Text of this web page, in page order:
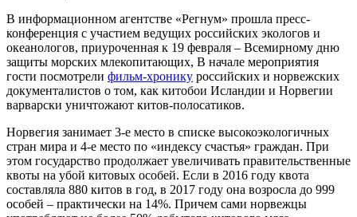
В информационном агентстве «Регнум» прошла пресс-
конференция с участием ведущих российских экологов и
океанологов, приуроченная к 19 февраля – Всемирному дню
защиты морских млекопитающих, В начале мероприятия
гости посмотрели фильм-хронику российских и норвежских
документалистов о том, как китобои Исландии и Норвегии
варварски уничтожают китов-полосатиков.
Норвегия занимает 3-е место в списке высокоэкологичных
стран мира и 4-е место по «индексу счастья» граждан. При
этом государство продолжает увеличивать правительственные
квоты на убой китовых особей. Если в 2016 году квота
составляла 880 китов в год, в 2017 году она возросла до 999
особей – практически на 14%. Причем сами норвежцы